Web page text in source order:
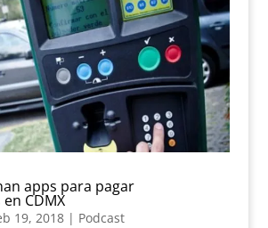
apps para pagar
CDMX
19, 2018| Podcast